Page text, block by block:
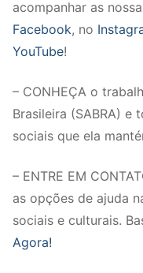
acompanhar as
Facebook, no
YouTube!
– CONHEÇA o
Brasileira (SABRA) e
sociais que ela
– ENTRE EM
as opções de ajuda
sociais e culturais.
Agora!